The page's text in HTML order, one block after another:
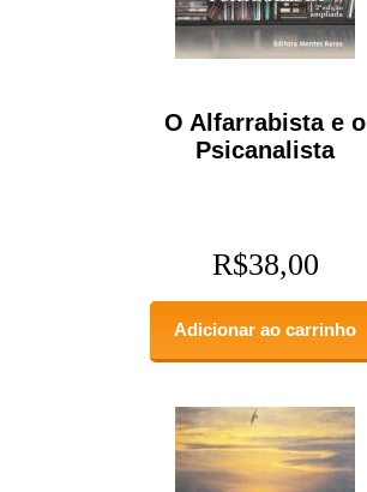
O Alfarrabista e o
Psicanalista
R$38,00
Adicionar ao carrinho